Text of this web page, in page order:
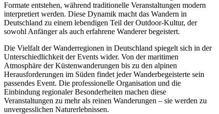
Formate entstehen, während traditionelle Veranstaltungen modern
interpretiert werden. Diese Dynamik macht das Wandern in
Deutschland zu einem lebendigen Teil der Outdoor-Kultur, der
sowohl Anfänger als auch erfahrene Wanderer begeistert.
Die Vielfalt der Wanderregionen in Deutschland spiegelt sich in der
Unterschiedlichkeit der Events wider. Von der maritimen
Atmosphäre der Küstenwanderungen bis zu den alpinen
Herausforderungen im Süden findet jeder Wanderbegeisterte sein
passendes Event. Die professionelle Organisation und die
Einbindung regionaler Besonderheiten machen diese
Veranstaltungen zu mehr als reinen Wanderungen – sie werden zu
unvergesslichen Naturerlebnissen.